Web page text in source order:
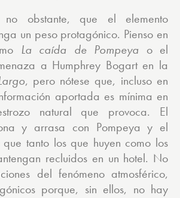
no obstante, que el elemento
un peso protagónico. Pienso en
La caída de Pompeya o el
a Humphrey Bogart en la
, pero nótese que, incluso en
aportada es mínima en
natural que provoca. El
y arrasa con Pompeya y el
tanto los que huyen como los
recluidos en un hotel. No
del fenómeno atmosférico,
porque, sin ellos, no hay